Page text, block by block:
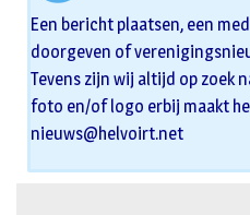
Een bericht plaatsen, een
doorgeven of
Tevens zijn wij altijd op zoek
foto en/of logo erbij maakt
nieuws@helvoirt.net